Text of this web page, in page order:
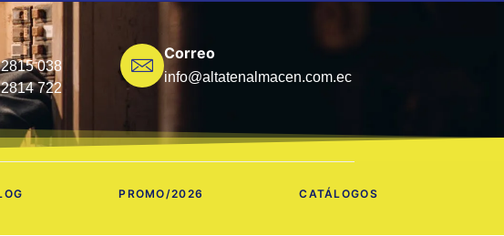
038
722
Correo
info@altatenalmacen.com.ec
PROMO/2026 CATÁLOGOS